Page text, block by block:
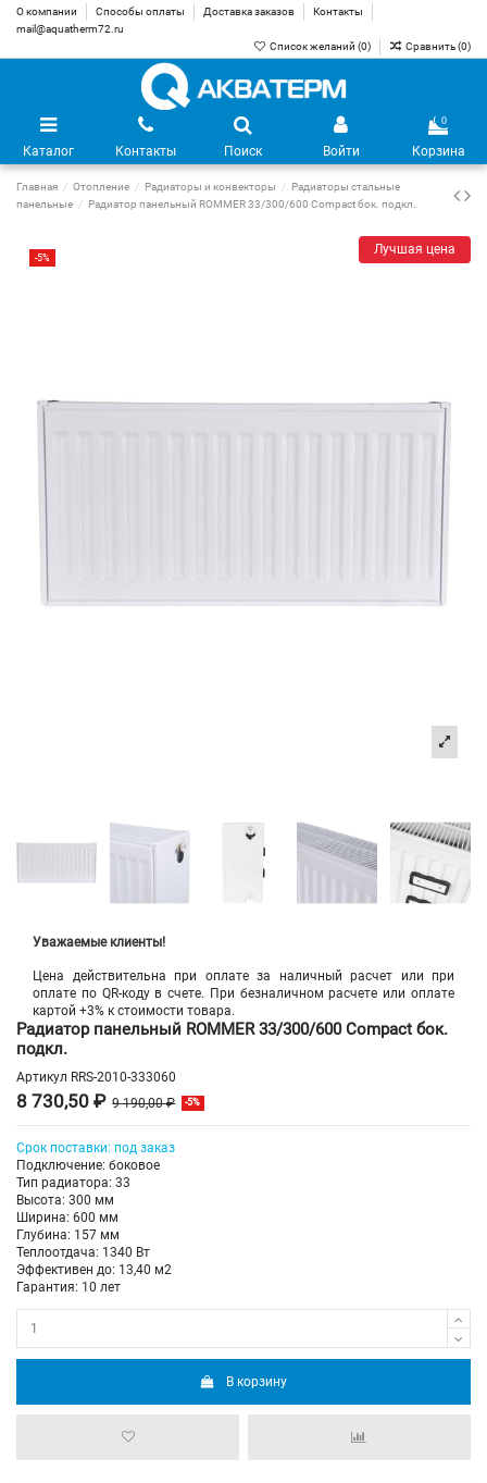
О компании Способы оплаты Доставка заказов
Контакты
mail@aquatherm72.ru
Список желаний (0) Сравнить (0)
Каталог Контакты Поиск Войти
0
Корзина
Главная Отопление Радиаторы и конвекторы
Радиаторы стальные
панельные
Радиатор панельный ROMMER 33/300/600 Compact бок. подкл.
-5%
Лучшая цена
Уважаемые клиенты!
Цена действительна при оплате за наличный расчет или при
оплате по QR-коду в счете. При безналичном расчете или оплате
картой +3% к стоимости товара.
Радиатор панельный ROMMER 33/300/600 Compact бок.
подкл.
Артикул RRS-2010-333060
8 730,50 ₽ 9 190,00 ₽ -5%
Срок поставки: под заказ
Подключение: боковое
Тип радиатора: 33
Высота: 300 мм
Ширина: 600 мм
Глубина: 157 мм
Теплоотдача: 1340 Вт
Эффективен до: 13,40 м2
Гарантия: 10 лет
В корзину